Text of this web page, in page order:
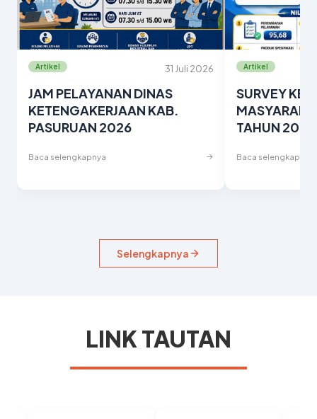
Artikel 31 Juli 2026
JAM PELAYANAN DINAS
KETENGAKERJAAN KAB.
PASURUAN 2026
Baca selengkapnya →
Artikel
SURVEY
TAHUN 2026
Baca selengkapnya
Selengkapnya
LINK TAUTAN